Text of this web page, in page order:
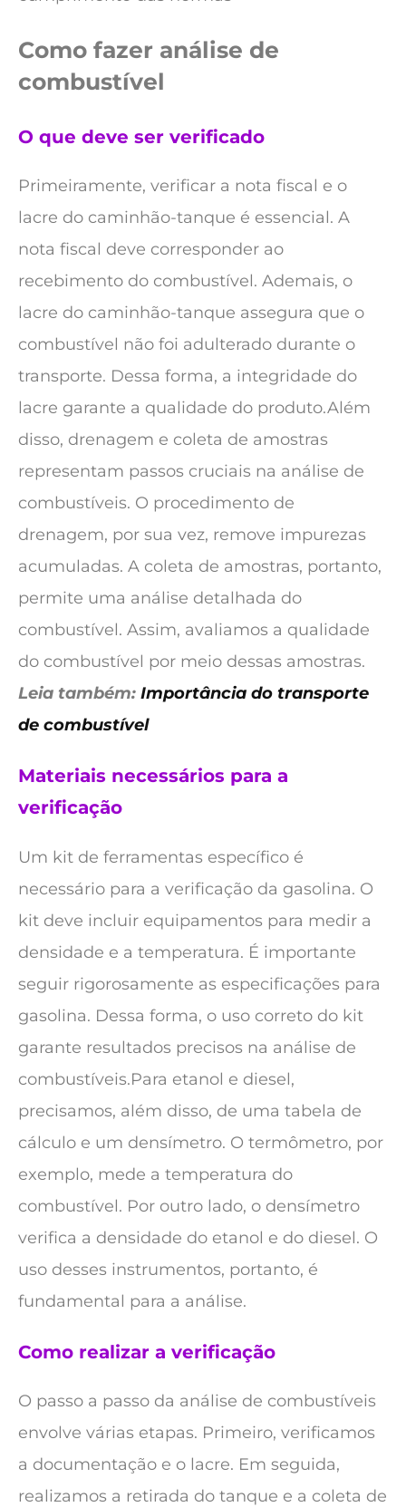
Como fazer análise de
combustível
O que deve ser verificado
Primeiramente, verificar a nota fiscal e o
lacre do caminhão-tanque é essencial. A
nota fiscal deve corresponder ao
recebimento do combustível. Ademais, o
lacre do caminhão-tanque assegura que o
combustível não foi adulterado durante o
transporte. Dessa forma, a integridade do
lacre garante a qualidade do produto.Além
disso, drenagem e coleta de amostras
representam passos cruciais na análise de
combustíveis. O procedimento de
drenagem, por sua vez, remove impurezas
acumuladas. A coleta de amostras, portanto,
permite uma análise detalhada do
combustível. Assim, avaliamos a qualidade
do combustível por meio dessas amostras.
Leia também: Importância do transporte
de combustível
Materiais necessários para a
verificação
Um kit de ferramentas específico é
necessário para a verificação da gasolina. O
kit deve incluir equipamentos para medir a
densidade e a temperatura. É importante
seguir rigorosamente as especificações para
gasolina. Dessa forma, o uso correto do kit
garante resultados precisos na análise de
combustíveis.Para etanol e diesel,
precisamos, além disso, de uma tabela de
cálculo e um densímetro. O termômetro, por
exemplo, mede a temperatura do
combustível. Por outro lado, o densímetro
verifica a densidade do etanol e do diesel. O
uso desses instrumentos, portanto, é
fundamental para a análise.
Como realizar a verificação
O passo a passo da análise de combustíveis
envolve várias etapas. Primeiro, verificamos
a documentação e o lacre. Em seguida,
realizamos a retirada do tanque e a coleta de